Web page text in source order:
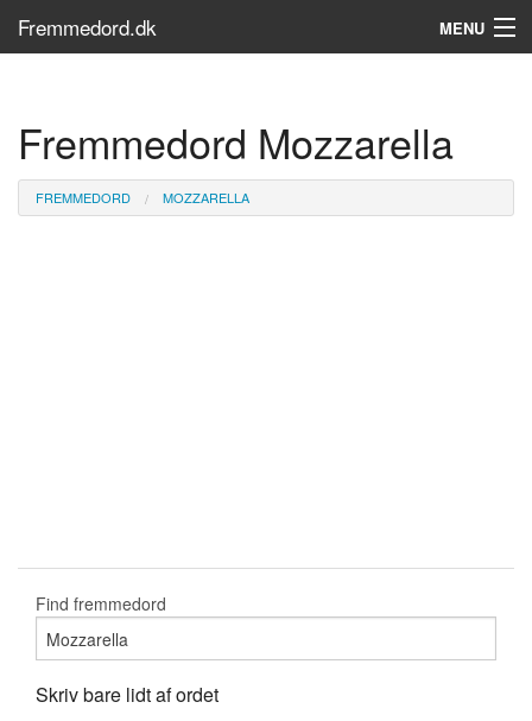
Fremmedord.dk MENU
Søg...
Find bøger
Fremmedord Mozzarella
FREMMEDORD MOZZARELLA
Find fremmedord
Skriv bare lidt af ordet